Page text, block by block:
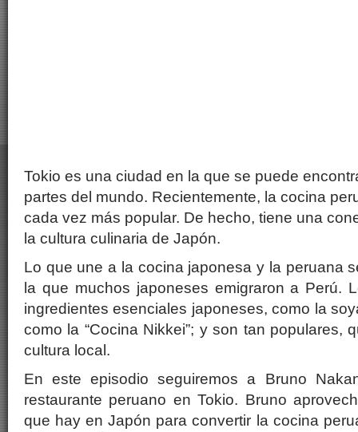
Tokio es una ciudad en la que se puede
partes del mundo. Recientemente, la cocina
cada vez más popular. De hecho, tiene una
la cultura culinaria de Japón.
Lo que une a la cocina japonesa y la peruana
la que muchos japoneses emigraron a Perú.
ingredientes esenciales japoneses, como la
como la “Cocina Nikkei”; y son tan populares,
cultura local.
En este episodio seguiremos a Bruno
restaurante peruano en Tokio. Bruno
que hay en Japón para convertir la cocina